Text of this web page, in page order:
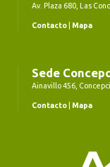
Av. Plaza 680, Las
Contacto Mapa
Sede
Ainavillo 456,
Contacto Mapa